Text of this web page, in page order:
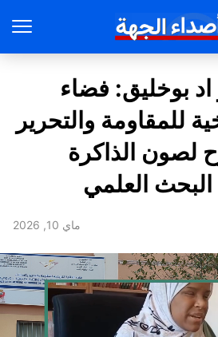
اد بوخليق: فضاء
للمقاومة والتحرير
لصون الذاكرة
البحث العلمي
ماي 10, 2026